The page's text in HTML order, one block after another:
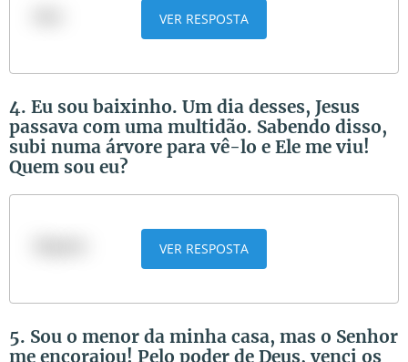
VER RESPOSTA
4. Eu sou baixinho. Um dia desses, Jesus
passava com uma multidão. Sabendo disso,
subi numa árvore para vê-lo e Ele me viu!
Quem sou eu?
VER RESPOSTA
5. Sou o menor da minha casa, mas o Senhor
me encorajou! Pelo poder de Deus, venci os